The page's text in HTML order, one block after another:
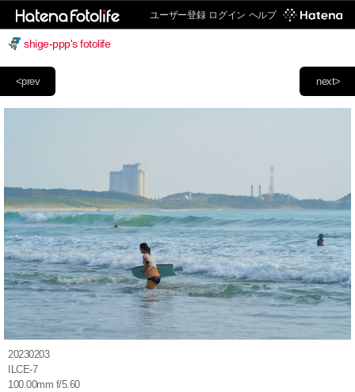
ユーザー登録 ログイン ヘルプ
shige-ppp's fotolife
next>
<prev
20230203
ILCE-7
100.00mm f/5.60